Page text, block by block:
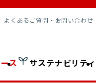
よくあるご質問・お問い合わせ
ス サステナビリティ